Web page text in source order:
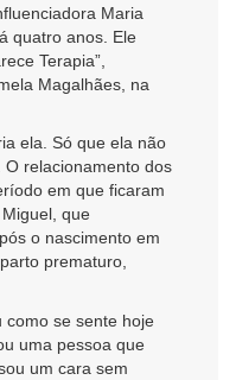
Maria
quatro anos. Ele
Terapia”,
Magalhães, na
ela. Só que ela não
O relacionamento dos
em que ficaram
que
o nascimento em
prematuro,
como se sente hoje
uma pessoa que
um cara sem